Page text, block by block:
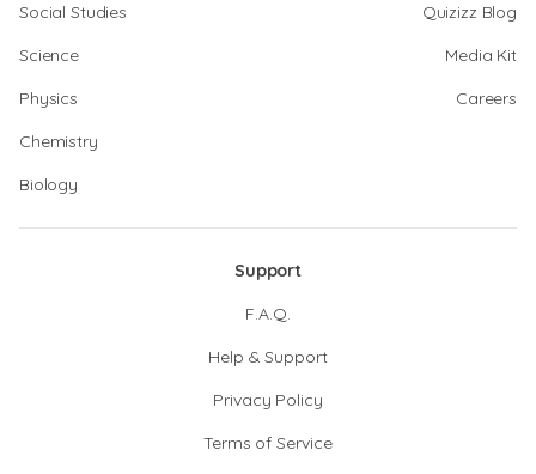
Social Studies
Science
Physics
Chemistry
Biology
Quizizz Blog
Media Kit
Careers
Support
F.A.Q.
Help & Support
Privacy Policy
Terms of Service